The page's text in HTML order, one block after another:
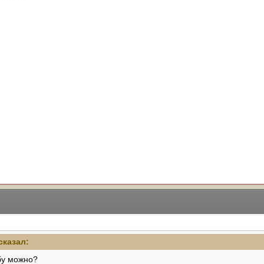
можно?